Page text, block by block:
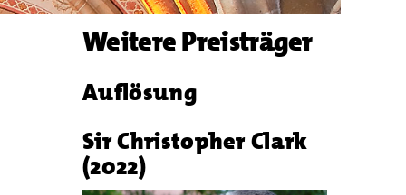
Weitere Preisträger
Auflösung
Sir Christopher Clark
(2022)